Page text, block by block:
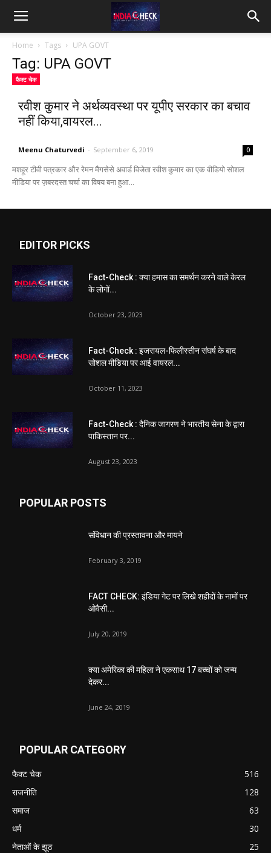
IndiaCheck
Home Tags UPA GOVT
Tag: UPA GOVT
फैक्ट चेक
रवीश कुमार ने अर्थव्यवस्था पर यूपीए सरकार का बचाव
नहीं किया,वायरल...
Meenu Chaturvedi - September 6, 2019 0
मशहूर टीवी पत्रकार और रेमन मैगसेसे अवार्ड विजेता रवीश कुमार का एक वीडियो सोशल
मीडिया पर ज़बरदस्त चर्चा का विषय बना हुआ...
EDITOR PICKS
Fact-Check : क्या हमास का समर्थन करने वाले केरल
के लोगों...
October 23, 2023
Fact-Check : इजरायल-फिलीस्तीन संघर्ष के बाद
सोशल मीडिया पर आई वायरल...
October 11, 2023
Fact-Check : दैनिक जागरण ने भारतीय सेना के द्वारा
पाकिस्तान पर...
August 23, 2023
POPULAR POSTS
संविधान की प्रस्तावना और मायने
February 3, 2019
FACT CHECK: इंडिया गेट पर लिखे शहीदों के नामों पर
ओवैसी...
July 20, 2019
क्या अमेरिका की महिला ने एकसाथ 17 बच्चों को जन्म
देकर...
June 24, 2019
POPULAR CATEGORY
फैक्ट चेक
516
राजनीति
128
समाज
63
धर्म
30
नेताओं के झूठ
25